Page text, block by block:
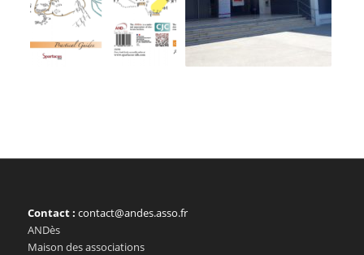
Contact : contact@andes.asso.fr
ANDès
Maison des associations